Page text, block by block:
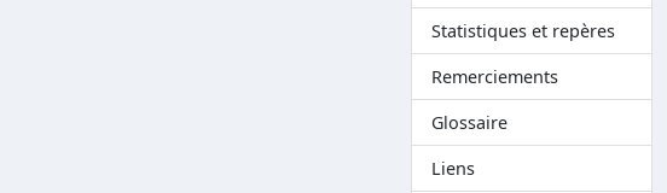
Statistiques et repères
Remerciements
Glossaire
Liens